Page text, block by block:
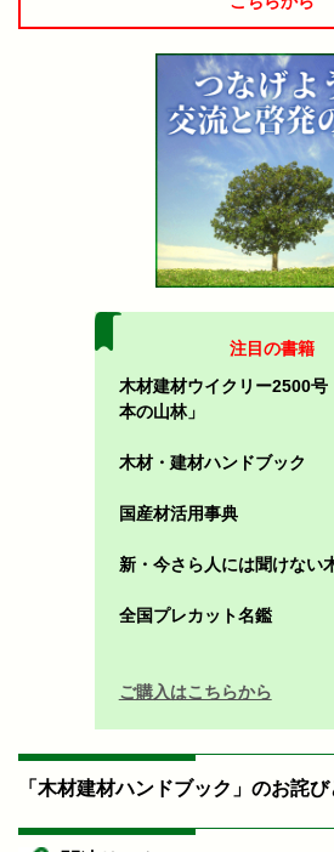
注目の書籍
木材建材ウイクリー2500号
本の山林」
木材・建材ハンドブック
国産材活用事典
新・今さら人には聞けない
全国プレカット名鑑
ご購入はこちらから
「木材建材ハンドブック」のお詫